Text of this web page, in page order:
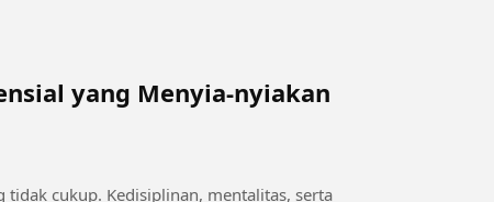
yang Menyia-nyiakan
tidak cukup. Kedisiplinan, mentalitas, serta